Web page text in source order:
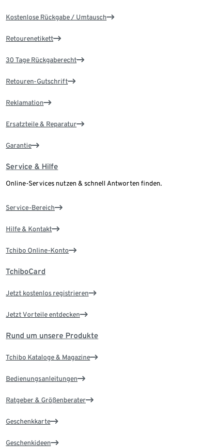
Kostenlose Rückgabe / Umtausch
Retourenetikett
30 Tage Rückgaberecht
Retouren-Gutschrift
Reklamation
Ersatzteile & Reparatur
Garantie
Service & Hilfe
Online-Services nutzen & schnell Antworten finden.
Service-Bereich
Hilfe & Kontakt
Tchibo Online-Konto
TchiboCard
Jetzt kostenlos registrieren
Jetzt Vorteile entdecken
Rund um unsere Produkte
Tchibo Kataloge & Magazine
Bedienungsanleitungen
Ratgeber & Größenberater
Geschenkkarte
Geschenkideen